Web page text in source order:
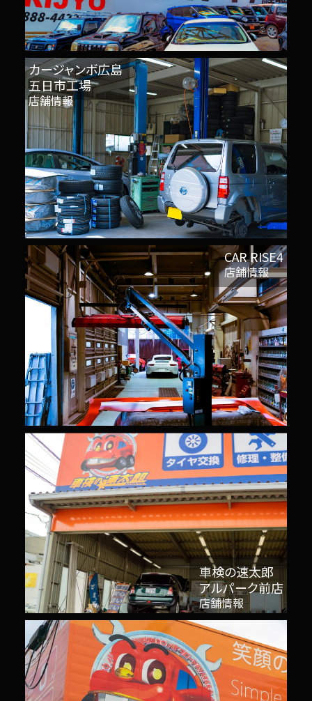
カージャンボ広島
五日市工場
店舗情報
CAR RISE4
店舗情報
車検の速太郎
アルパーク前店
店舗情報